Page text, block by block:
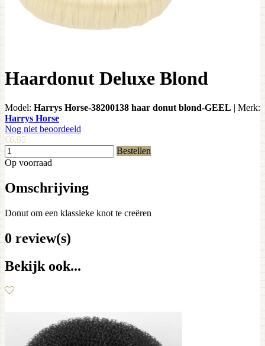
Haardonut Deluxe Blond
Model: Harrys Horse-38200138 haar donut blond-GEEL | Merk:
Harrys Horse
Nog niet beoordeeld
€6,95
Bestellen
Op voorraad
Omschrijving
Donut om een klassieke knot te creëren
0 review(s)
Bekijk ook...